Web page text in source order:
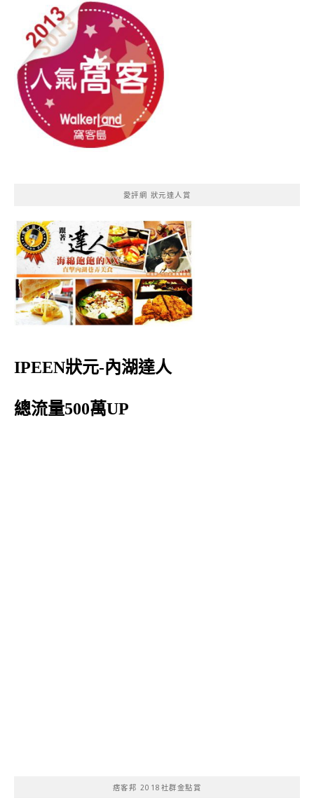
愛評網 狀元達人賞
IPEEN狀元-內湖達人
總流量500萬UP
痞客邦 2018社群金點賞